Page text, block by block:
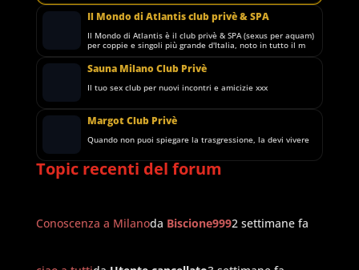
Il Mondo di Atlantis club privè & SPA
Il Mondo di Atlantis è il club privè & SPA (sexus per aquam)
per coppie e singoli più grande d'Italia, noto in tutto il m
Sauna Milano Club Privè
Il tuo sex club per nuovi incontri e amicizie xxx
Margot Club Privè
Quando non puoi spiegare la trasgressione, la devi vivere
Topic recenti del forum
Conoscenza a Milanoda Biscione9992 settimane fa